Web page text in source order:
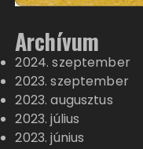
Archívum
2024. szeptember
2023. szeptember
2023. augusztus
2023. július
2023. június